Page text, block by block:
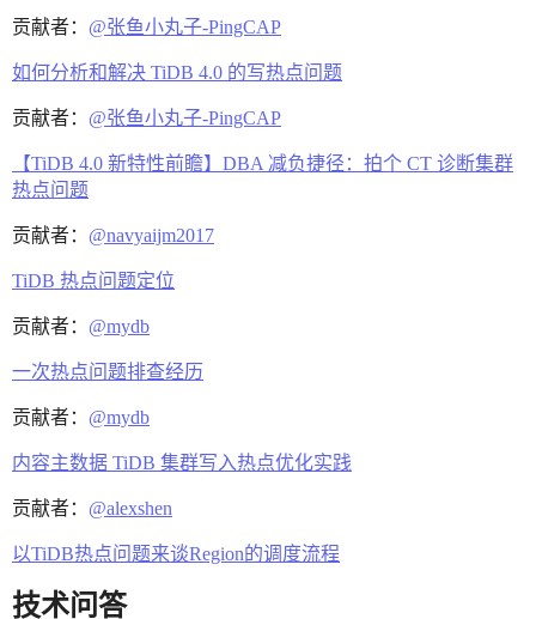
贡献者： @张鱼小丸子-PingCAP
如何分析和解决 TiDB 4.0 的写热点问题
贡献者： @张鱼小丸子-PingCAP
【TiDB 4.0 新特性前瞻】DBA 减负捷径：拍个 CT 诊断集群
热点问题
贡献者： @navyaijm2017
TiDB 热点问题定位
贡献者： @mydb
一次热点问题排查经历
贡献者： @mydb
内容主数据 TiDB 集群写入热点优化实践
贡献者： @alexshen
以TiDB热点问题来谈Region的调度流程
技术问答